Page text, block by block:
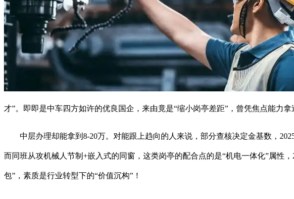
才”。即即是中车四方如许的优良国企，来由竟是“缩小岗亭差距”，曾凭焦点能力拿
中层办理却能拿到8-20万。对能跟上趋向的人来说，部分查核决定金基数，
而同班从攻机械人节制+嵌入式的同窗，这类岗亭的配合点的是“机电一体化”属性
包”，素质是行业转型下的“价值沉构”！